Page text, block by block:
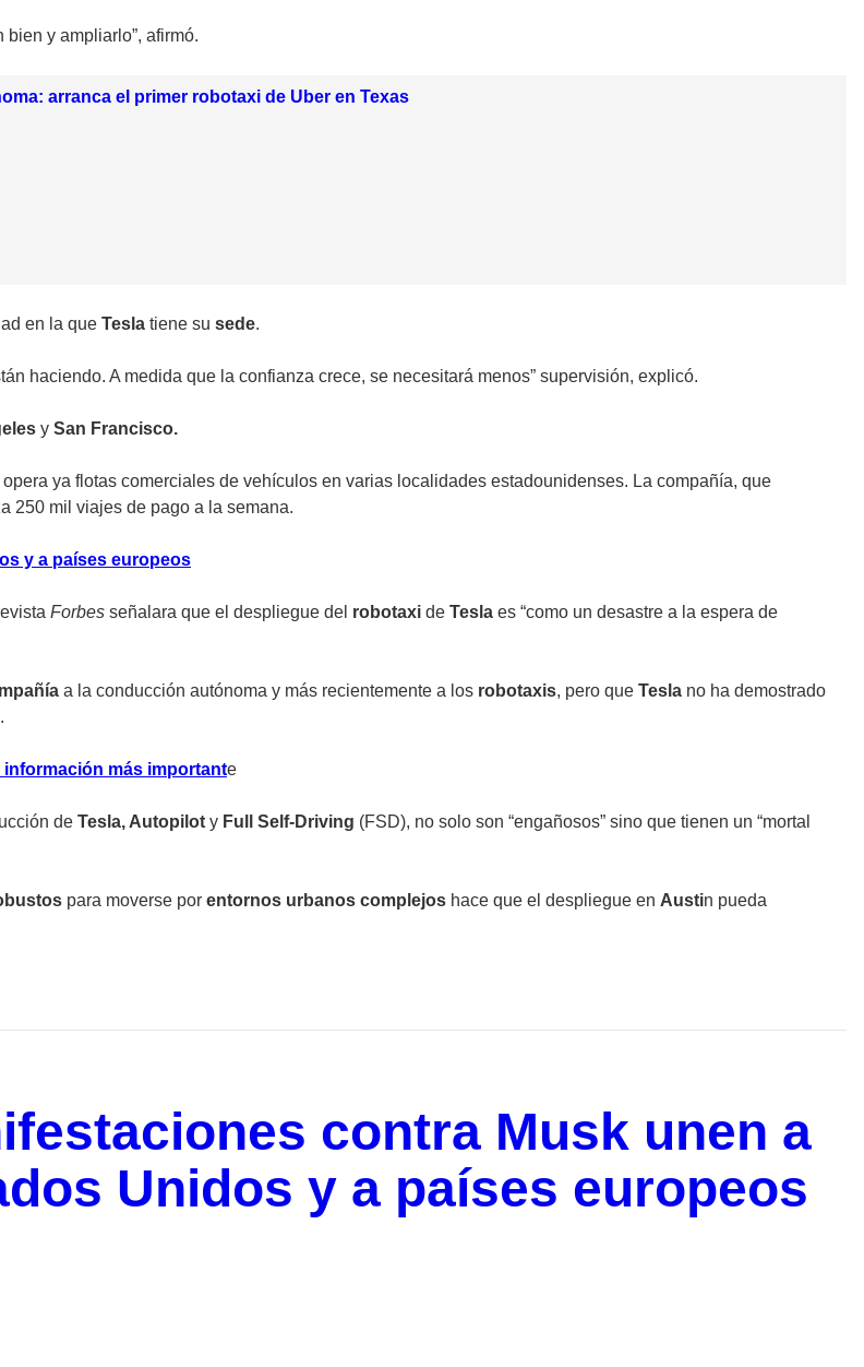
y ampliarlo”, afirmó.
arranca el primer robotaxi de Uber en Texas
en la que Tesla tiene su sede.
haciendo. A medida que la confianza crece, se necesitará menos” supervisión, explicó.
y San Francisco.
opera ya flotas comerciales de vehículos en varias localidades estadounidenses. La compañía, que
250 mil viajes de pago a la semana.
y a países europeos
Forbes señalara que el despliegue del robotaxi de Tesla es “como un desastre a la espera de
a la conducción autónoma y más recientemente a los robotaxis, pero que Tesla no ha demostrado
.
información más importante
de Tesla, Autopilot y Full Self-Driving (FSD), no solo son “engañosos” sino que tienen un “mortal
para moverse por entornos urbanos complejos hace que el despliegue en Austin pueda
contra Musk unen a
Unidos y a países europeos